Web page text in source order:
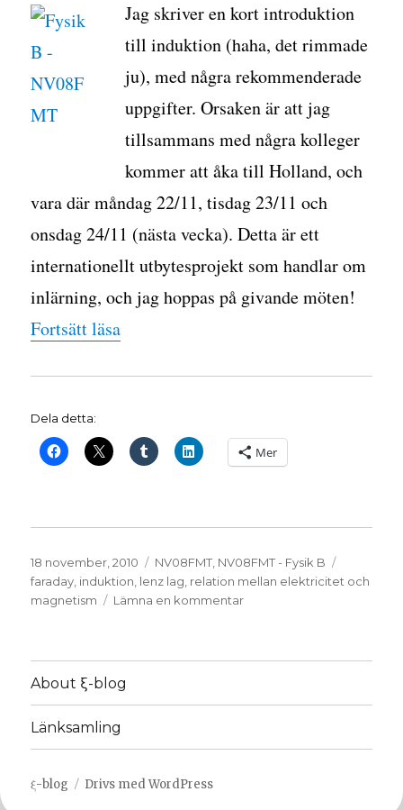
Jag skriver en kort introduktion
till induktion (haha, det rimmade
ju), med några rekommenderade
uppgifter. Orsaken är att jag
tillsammans med några kolleger
kommer att åka till Holland, och
vara där måndag 22/11, tisdag 23/11 och
onsdag 24/11 (nästa vecka). Detta är ett
internationellt utbytesprojekt som handlar om
inlärning, och jag hoppas på givande möten!
Fortsätt läsa”Intro till induktion”
Dela detta:
Mer
Publicerat
den
18 november, 2010 Kategorier
NV08FMT, NV08FMT - Fysik B
faraday, induktion, lenz lag, relation mellan elektricitet och
magnetism
Lämna en kommentartill
About ξ-blog
Länksamling
ξ-blog Drivs med WordPress